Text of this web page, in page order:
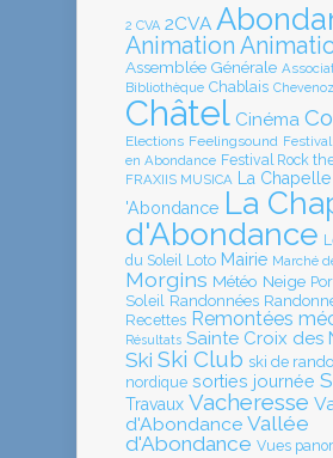
2 CVA 2CVA
Animation
Assemblée Générale
Bibliothèque Chablais Chevenoz
Châtel Cinéma
Elections Feelingsound
en Abondance Festival Rock
FRAXIIS MUSICA
La
'Abondance La
d'Abondance
du Soleil Loto Mairie Marché
Morgins Météo Neige
Soleil Randonnées
Recettes Remontées
Résultats Sainte Croix des
Ski Ski Club ski de
nordique sorties journée
Travaux Vacheresse
d'Abondance Vallée
d'Abondance Vues